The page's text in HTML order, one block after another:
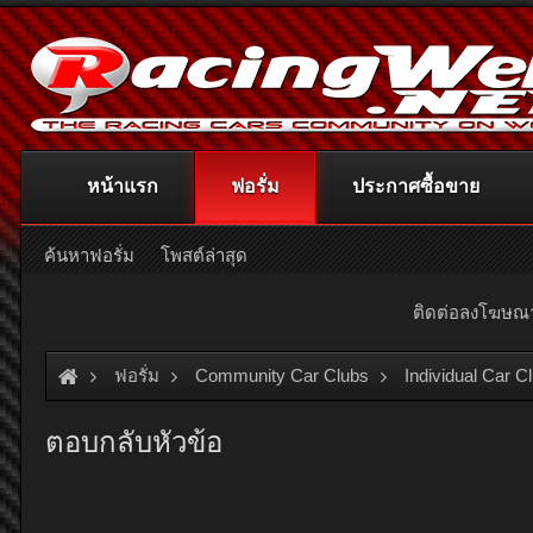
ติดต่อลงโฆษ
ฟอรั่ม Community Car Clubs Individual Car
ตอบกลับหัวข้อ
หน้าแรก ฟอรั่ม
ค้นหาฟอรั่ม โพสต์ล่าสุด
ประกาศซื้อขาย